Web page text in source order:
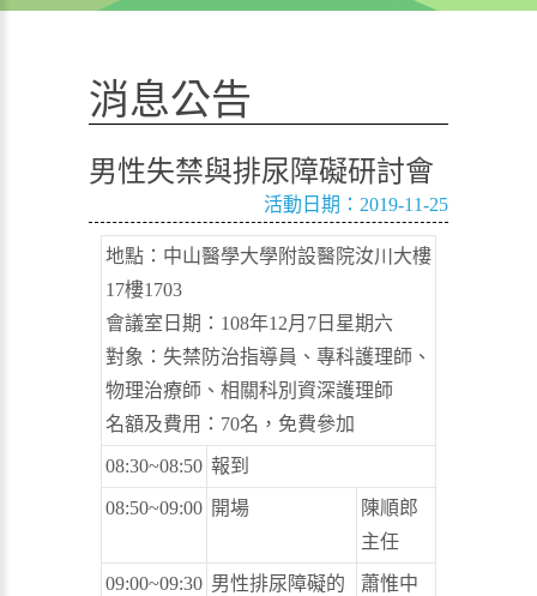
消息公告
男性失禁與排尿障礙研討會
活動日期：2019-11-25
地點：中山醫學大學附設醫院汝川大樓
17樓1703
會議室日期：108年12月7日星期六
對象：失禁防治指導員、專科護理師、
物理治療師、相關科別資深護理師
名額及費用：70名，免費參加
08:30~08:50 報到
08:50~09:00 開場
陳順郎
主任
09:00~09:30 男性排尿障礙的
蕭惟中